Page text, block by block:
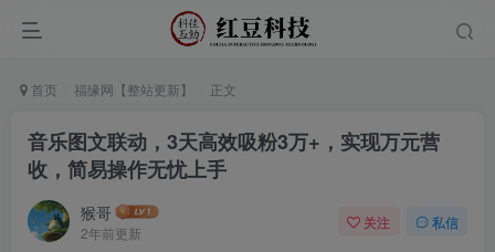
首页 福缘网【整站更新】 正文
音乐图文联动，3天高效吸粉3万+，实现万元营
收，简易操作无忧上手
猴哥
2年前更新
关注 私信